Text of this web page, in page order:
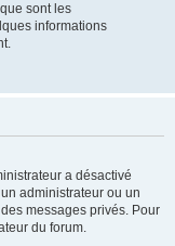
sont les
informations
a désactivé
administrateur ou un
messages privés. Pour
du forum.